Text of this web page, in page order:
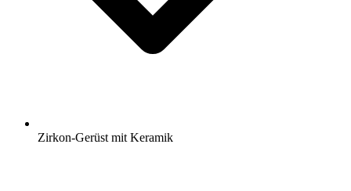
Zirkon-Gerüst mit Keramik